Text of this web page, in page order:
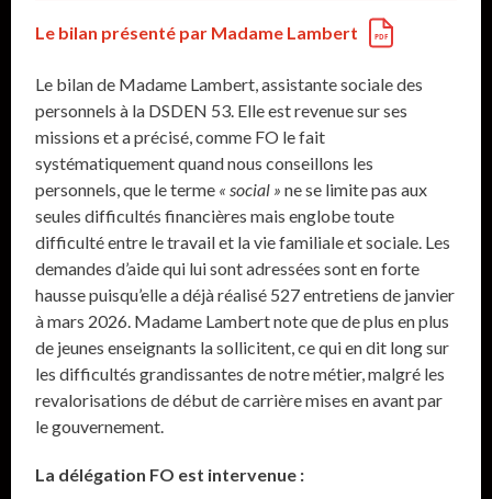
Le bilan présenté par Madame Lambert
Le bilan de Madame Lambert, assistante sociale des
personnels à la DSDEN 53. Elle est revenue sur ses
missions et a précisé, comme FO le fait
systématiquement quand nous conseillons les
personnels, que le terme « social » ne se limite pas aux
seules difficultés financières mais englobe toute
difficulté entre le travail et la vie familiale et sociale. Les
demandes d’aide qui lui sont adressées sont en forte
hausse puisqu’elle a déjà réalisé 527 entretiens de janvier
à mars 2026. Madame Lambert note que de plus en plus
de jeunes enseignants la sollicitent, ce qui en dit long sur
les difficultés grandissantes de notre métier, malgré les
revalorisations de début de carrière mises en avant par
le gouvernement.
La délégation FO est intervenue :